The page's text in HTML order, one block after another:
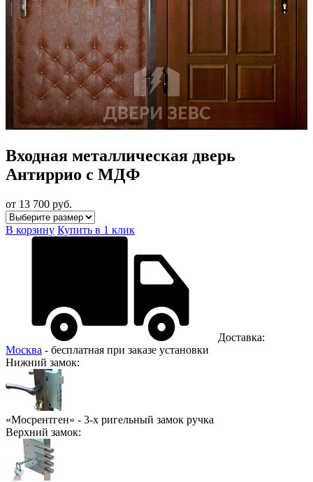
Входная металлическая дверь
Антиррио с МДФ
от 13 700 руб.
В корзину Купить в 1 клик
Доставка:
Москва - бесплатная при заказе установки
Нижний замок:
«Мосрентген» - 3-х ригельный замок ручка
Верхний замок: